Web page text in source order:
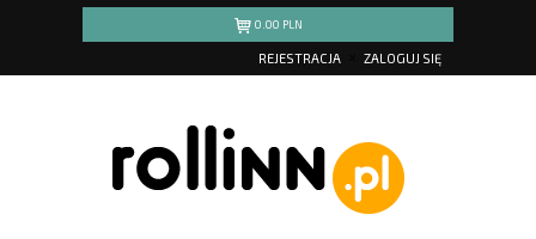
0.00 PLN
REJESTRACJA ZALOGUJ SIĘ